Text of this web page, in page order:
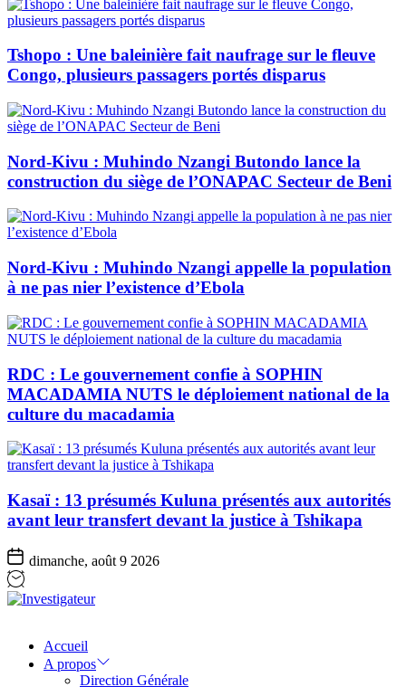
Tshopo : Une baleinière fait naufrage sur le fleuve
Congo, plusieurs passagers portés disparus
Nord-Kivu : Muhindo Nzangi Butondo lance la
construction du siège de l’ONAPAC Secteur de Beni
Nord-Kivu : Muhindo Nzangi appelle la population
à ne pas nier l’existence d’Ebola
RDC : Le gouvernement confie à SOPHIN
MACADAMIA NUTS le déploiement national de la
culture du macadamia
Kasaï : 13 présumés Kuluna présentés aux autorités
avant leur transfert devant la justice à Tshikapa
dimanche, août 9 2026
Accueil
A propos
Direction Générale